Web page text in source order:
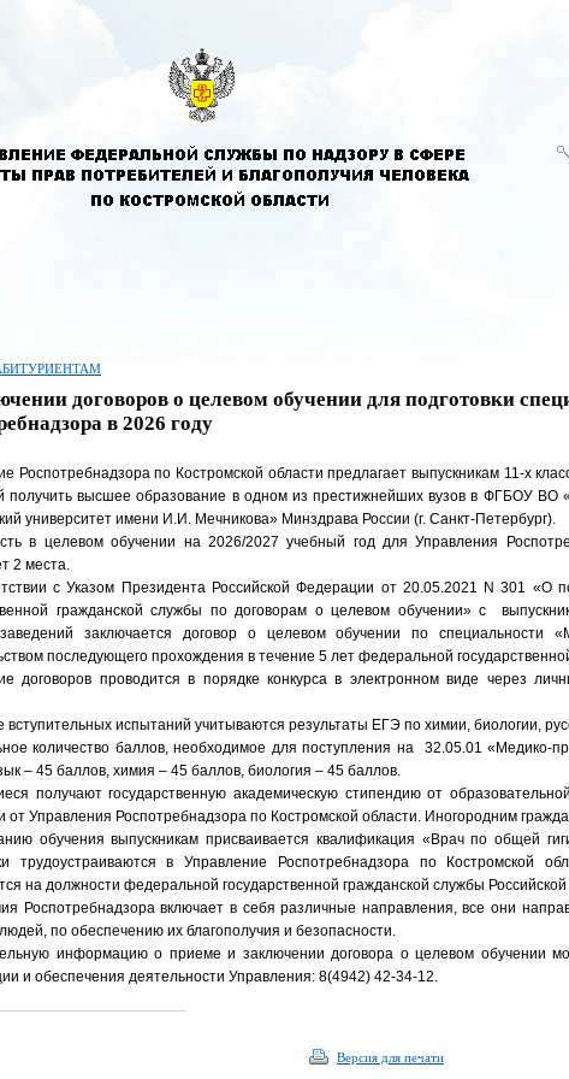
договоров о целевом обучении для подготовки
в 2026 году
Роспотребнадзора по Костромской области предлагает выпускникам 11-х
получить высшее образование в одном из престижнейших вузов в ФГБОУ ВО
университет имени И.И. Мечникова» Минздрава России (г. Санкт-Петербург).
в целевом обучении на 2026/2027 учебный год для Управления
2 места.
с Указом Президента Российской Федерации от 20.05.2021 N 301 «О
гражданской службы по договорам о целевом обучении» с
заключается договор о целевом обучении по специальности
последующего прохождения в течение 5 лет федеральной
договоров проводится в порядке конкурса в электронном виде через
вступительных испытаний учитываются результаты ЕГЭ по химии, биологии,
количество баллов, необходимое для поступления на 32.05.01 «Медико-
– 45 баллов, химия – 45 баллов, биология – 45 баллов.
получают государственную академическую стипендию от
от Управления Роспотребнадзора по Костромской области. Иногородним
обучения выпускникам присваивается квалификация «Врач по общей
трудоустраиваются в Управление Роспотребнадзора по Костромской
на должности федеральной государственной гражданской службы
Роспотребнадзора включает в себя различные направления, все они
по обеспечению их благополучия и безопасности.
информацию о приеме и заключении договора о целевом обучении
и обеспечения деятельности Управления: 8(4942) 42-34-12.
Версия для печати